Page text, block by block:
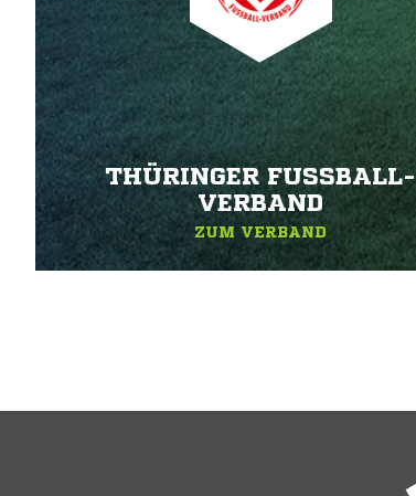
THÜRINGER FUSSBALL-V
ERBAND
ZUM VERBAND